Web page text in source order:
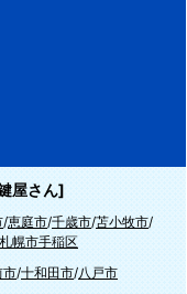
屋さん]
/恵庭市/千歳市/苫小牧市/
札幌市手稲区
市/十和田市/八戸市